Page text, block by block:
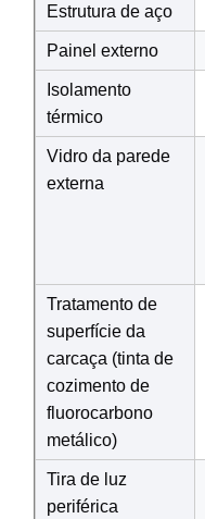
Estrutura de aço
Painel externo
Isolamento
térmico
Vidro da parede
externa
Tratamento de
superfície da
carcaça (tinta de
cozimento de
fluorocarbono
metálico)
Tira de luz
periférica